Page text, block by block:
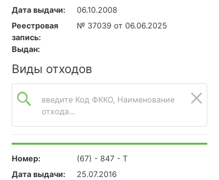
Дата выдачи:
06.10.2008
Реестровая
запись:
№ 37039 от 06.06.2025
Выдан:
Виды отходов
введите Код ФККО, Наименование
отхода...
Номер:
(67) - 847 - Т
Дата выдачи:
25.07.2016